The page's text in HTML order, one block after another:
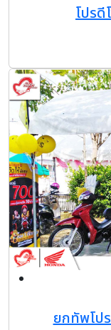
โปร
ยกทัพโป